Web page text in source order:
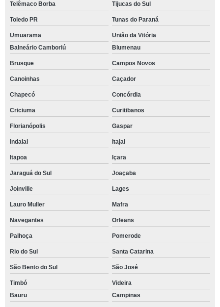
Telêmaco Borba Tijucas do Sul
Toledo PR Tunas do Paraná
Umuarama
União da Vitória
Balneário Camboriú
Blumenau
Brusque Campos Novos
Canoinhas Caçador
Chapecó Concórdia
Criciuma Curitibanos
Florianópolis Gaspar
Indaial Itajai
Itapoa Içara
Jaraguá do Sul Joaçaba
Joinville Lages
Lauro Muller Mafra
Navegantes Orleans
Palhoça Pomerode
Rio do Sul Santa Catarina
São Bento do Sul São José
Timbó
Videira
Bauru
Campinas